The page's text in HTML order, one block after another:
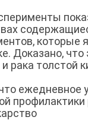
которые
Доказано,
рака толстой
ежедневное
профилактики